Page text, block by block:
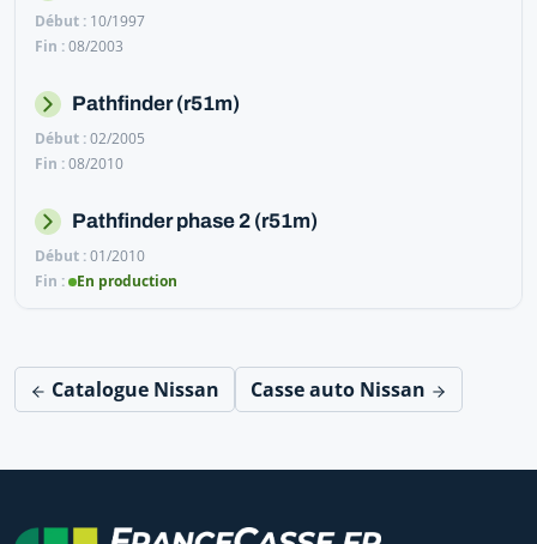
10/1997
08/2003
Pathfinder (r51m)
02/2005
08/2010
Pathfinder phase 2 (r51m)
01/2010
En production
Catalogue Nissan Casse auto Nissan